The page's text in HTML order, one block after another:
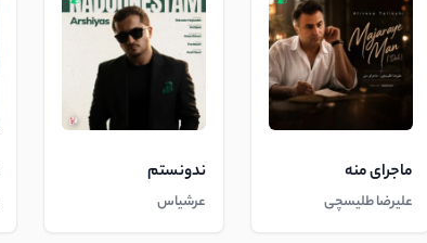
ماجرای منه
علیرضا طلیسچی
ندونستم
عرشیاس